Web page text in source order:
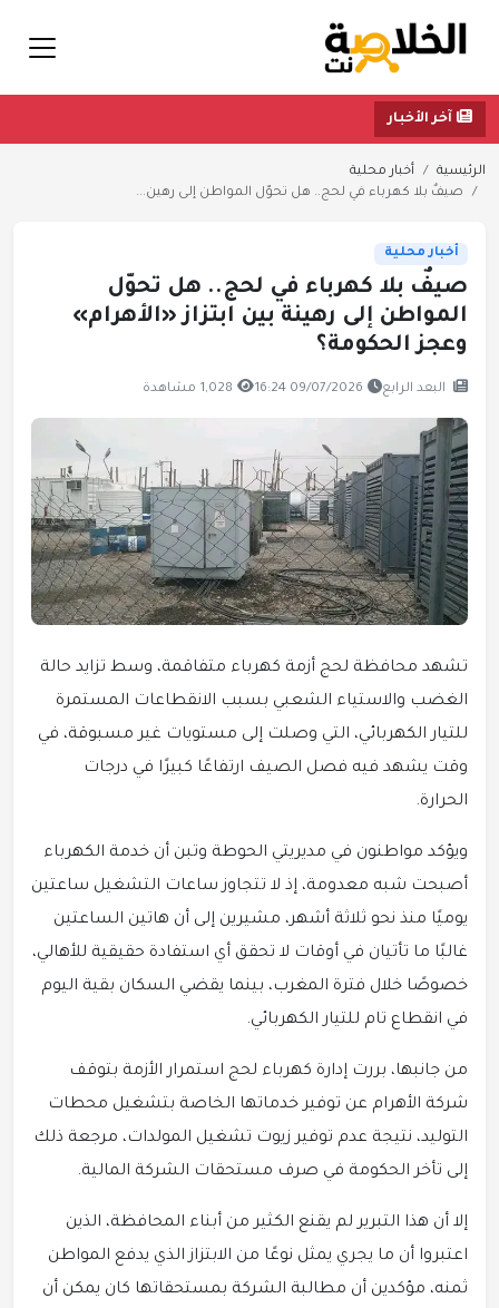
آخر الأخبار
الرئيسية
أخبار محلية
صيفٌ بلا كهرباء في لحج.. هل تحوّل المواطن إلى رهين...
أخبار محلية
صيفٌ بلا كهرباء في لحج.. هل تحوّل
المواطن إلى رهينة بين ابتزاز «الأهرام»
وعجز الحكومة؟
البعد الرابع 09/07/2026 16:24 1,028 مشاهدة
تشهد محافظة لحج أزمة كهرباء متفاقمة، وسط تزايد حالة
الغضب والاستياء الشعبي بسبب الانقطاعات المستمرة
للتيار الكهربائي، التي وصلت إلى مستويات غير مسبوقة، في
وقت يشهد فيه فصل الصيف ارتفاعًا كبيرًا في درجات
الحرارة.
ويؤكد مواطنون في مديريتي الحوطة وتبن أن خدمة الكهرباء
أصبحت شبه معدومة، إذ لا تتجاوز ساعات التشغيل ساعتين
يوميًا منذ نحو ثلاثة أشهر، مشيرين إلى أن هاتين الساعتين
غالبًا ما تأتيان في أوقات لا تحقق أي استفادة حقيقية للأهالي،
خصوصًا خلال فترة المغرب، بينما يقضي السكان بقية اليوم
في انقطاع تام للتيار الكهربائي.
من جانبها، بررت إدارة كهرباء لحج استمرار الأزمة بتوقف
شركة الأهرام عن توفير خدماتها الخاصة بتشغيل محطات
التوليد، نتيجة عدم توفير زيوت تشغيل المولدات، مرجعة ذلك
إلى تأخر الحكومة في صرف مستحقات الشركة المالية.
إلا أن هذا التبرير لم يقنع الكثير من أبناء المحافظة، الذين
اعتبروا أن ما يجري يمثل نوعًا من الابتزاز الذي يدفع المواطن
ثمنه، مؤكدين أن مطالبة الشركة بمستحقاتها كان يمكن أن